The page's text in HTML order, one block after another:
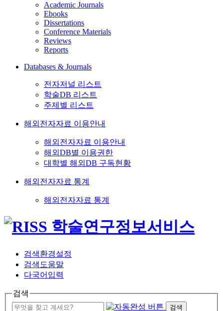
Academic Journals
Ebooks
Dissertations
Conference Materials
Reviews
Reports
Databases & Journals
전자저널 리스트
학술DB 리스트
주제별 리스트
해외전자자료 이용안내
해외전자자료 이용안내
해외DB별 이용권한
대학별 해외DB 구독현황
해외전자자료 통계
해외전자자료 통계
검색환경설정
검색도움말
다국어입력
검색
검색